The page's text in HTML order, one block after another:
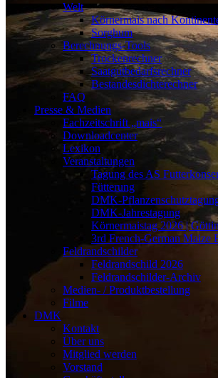
Welt
Körnermais nach
Sorghum
Berechnungs-Tools
Trockenrechner
Saatgutbedarfsrechner
Bestandesdichterechner
FAQ
Presse & Medien
Fachzeitschrift „mais“
Downloadcenter
Lexikon
Veranstaltungen
Tagung des AS
Fütterung
DMK-
DMK-Jahrestagung
Körnermaistag 2026 |
3rd French-German Maize
Feldrandschilder
Feldrandschild 2026
Feldrandschilder-Archiv
Medien- / Produktbestellung
Filme
DMK
Kontakt
Über uns
Mitglied werden
Vorstand